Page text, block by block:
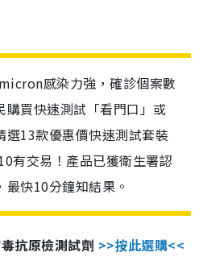
感染力強，確診個案數
購買快速測試「看門口」或
選13款優惠價快速測試套裝
有交易！產品已獲衛生署認
快10分鐘知結果。
抗原檢測試劑 >>按此選購<<